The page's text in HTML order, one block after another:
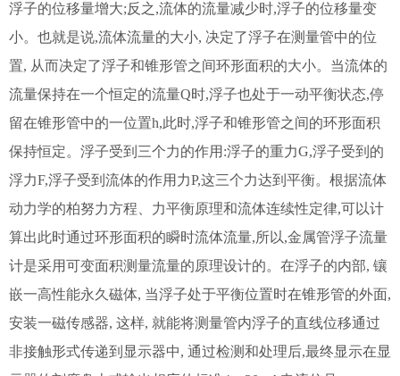
浮子的位移量增大;反之,流体的流量减少时,浮子的位移量变
小。也就是说,流体流量的大小, 决定了浮子在测量管中的位
置, 从而决定了浮子和锥形管之间环形面积的大小。当流体的
流量保持在一个恒定的流量Q时,浮子也处于一动平衡状态,停
留在锥形管中的一位置h,此时,浮子和锥形管之间的环形面积
保持恒定。浮子受到三个力的作用:浮子的重力G,浮子受到的
浮力F,浮子受到流体的作用力P,这三个力达到平衡。根据流体
动力学的柏努力方程、力平衡原理和流体连续性定律,可以计
算出此时通过环形面积的瞬时流体流量,所以,金属管浮子流量
计是采用可变面积测量流量的原理设计的。在浮子的内部, 镶
嵌一高性能永久磁体, 当浮子处于平衡位置时在锥形管的外面,
安装一磁传感器, 这样, 就能将测量管内浮子的直线位移通过
非接触形式传递到显示器中, 通过检测和处理后,最终显示在显